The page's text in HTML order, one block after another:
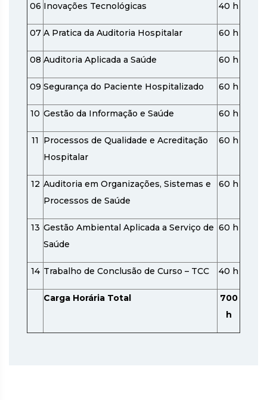
06 Inovações Tecnológicas 40 h
07 A Pratica da Auditoria Hospitalar 60 h
08 Auditoria Aplicada a Saúde 60 h
09 Segurança do Paciente Hospitalizado 60 h
10 Gestão da Informação e Saúde 60 h
11 Processos de Qualidade e Acreditação
Hospitalar
60 h
12 Auditoria em Organizações, Sistemas e
Processos de Saúde
60 h
13 Gestão Ambiental Aplicada a Serviço de
Saúde
60 h
14 Trabalho de Conclusão de Curso – TCC 40 h
Carga Horária Total
700
h